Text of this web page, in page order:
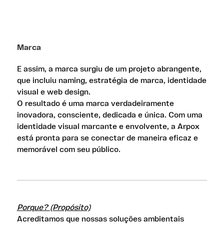
Marca
E assim, a marca surgiu de um projeto abrangente,
que incluiu naming, estratégia de marca, identidade
visual e web design.
O resultado é uma marca verdadeiramente
inovadora, consciente, dedicada e única. Com uma
identidade visual marcante e envolvente, a Arpox
está pronta para se conectar de maneira eficaz e
memorável com seu público.
Porque? (Propósito)
Acreditamos que nossas soluções ambientais